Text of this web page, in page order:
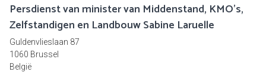
Persdienst van minister van Middenstand, KMO's,
Zelfstandigen en Landbouw Sabine Laruelle
Guldenvlieslaan 87
1060 Brussel
België